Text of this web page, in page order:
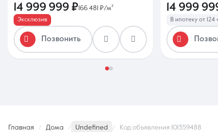
14 999 999 ₽ 166 481 ₽/м²
Эксклюзив
Позвонить
14 999
В ипотеку от
Главная Дома Undefined Код объявления 101359488